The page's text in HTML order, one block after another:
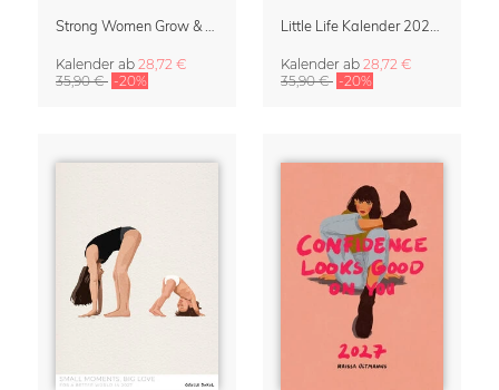
Strong Women Grow & Bloom Kalender 2027
Kalender ab 28,72 €
35,90 € -20%
Little Life Kalender 2027 von Simone Goder
Kalender ab 28,72 €
35,90 € -20%